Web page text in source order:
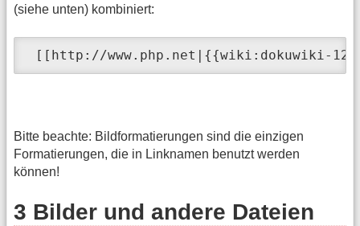
(siehe unten) kombiniert:
[[http://www.php.net|{{wiki:dokuwiki-
Bitte beachte: Bildformatierungen sind die einzigen
Formatierungen, die in Linknamen benutzt werden
können!
3 Bilder und andere Dateien